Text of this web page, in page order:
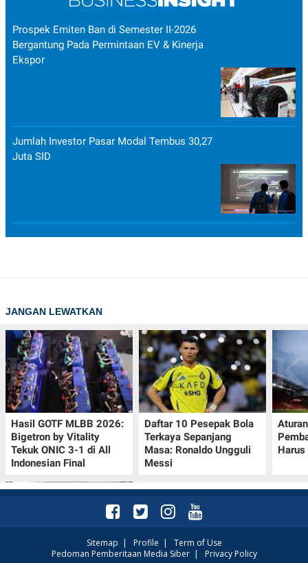
Prospek Emiten Ban di Semester II-2026
Bergantung Pada Permintaan EV & Kinerja
Ekspor
Jumlah Investor Pasar Modal Tembus 30,27
Juta SID
JANGAN LEWATKAN
Hasil GOTF MLBB 2026:
Bigetron by Vitality
Tekuk ONIC 3-1 di All
Indonesian Final
Daftar 10 Pesepak Bola
Terkaya Sepanjang
Masa: Ronaldo Ungguli
Messi
Sitemap | Profile | Term of Use
Pedoman Pemberitaan Media Siber| Privacy Policy